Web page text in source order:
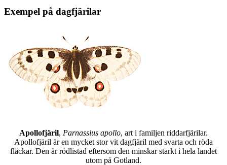
Exempel på dagfjärilar
Apollofjäril, Parnassius apollo, art i familjen riddarfjärilar.
Apollofjäril är en mycket stor vit dagfjäril med svarta och röda
fläckar. Den är rödlistad eftersom den minskar starkt i hela landet
utom på Gotland.